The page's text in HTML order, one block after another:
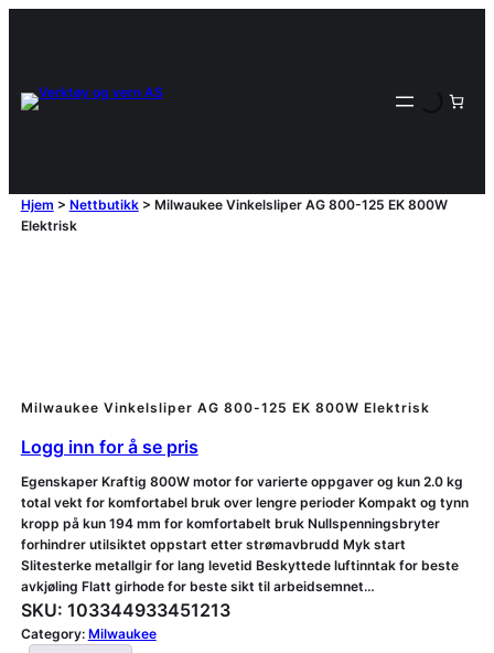
Hjem > Nettbutikk> Milwaukee Vinkelsliper AG 800-125 EK 800W
Elektrisk
Milwaukee Vinkelsliper AG 800-125 EK 800W Elektrisk
Logg inn for å se pris
Egenskaper Kraftig 800W motor for varierte oppgaver og kun 2.0 kg
total vekt for komfortabel bruk over lengre perioder Kompakt og tynn
kropp på kun 194 mm for komfortabelt bruk Nullspenningsbryter
forhindrer utilsiktet oppstart etter strømavbrudd Myk start
Slitesterke metallgir for lang levetid Beskyttede luftinntak for beste
avkjøling Flatt girhode for beste sikt til arbeidsemnet…
SKU: 103344933451213
Category: Milwaukee